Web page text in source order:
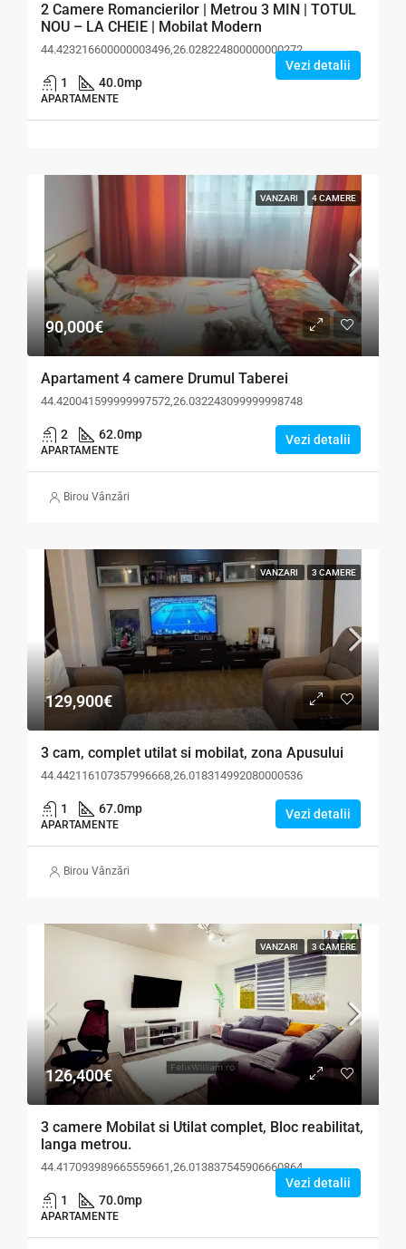
2 Camere Romancierilor | Metrou 3 MIN | TOTUL
NOU – LA CHEIE | Mobilat Modern
44.423216600000003496,26.028224800000000272
1 40.0mp
APARTAMENTE
Vezi detalii
VANZARI 4 CAMERE
90,000€
Apartament 4 camere Drumul Taberei
44.420041599999997572,26.032243099999998748
2 62.0mp
APARTAMENTE
Vezi detalii
Birou Vânzări
VANZARI 3 CAMERE
129,900€
3 cam, complet utilat si mobilat, zona Apusului
44.442116107357996668,26.018314992080000536
1 67.0mp
APARTAMENTE
Vezi detalii
Birou Vânzări
VANZARI 3 CAMERE
126,400€
3 camere Mobilat si Utilat complet, Bloc reabilitat,
langa metrou.
44.417093989665559661,26.013837545906660864
1 70.0mp
APARTAMENTE
Vezi detalii